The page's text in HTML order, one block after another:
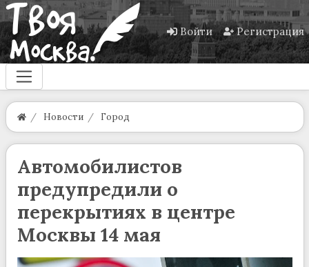
Войти Регистрация
Новости Город
Автомобилистов
предупредили о
перекрытиях в центре
Москвы 14 мая